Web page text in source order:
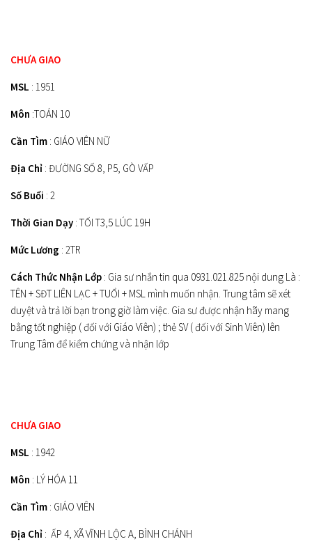
CHƯA GIAO
MSL : 1951
Môn :TOÁN 10
Cần Tìm : GIÁO VIÊN NỮ
Địa Chỉ : ĐƯỜNG SỐ 8, P5, GÒ VẤP
Số Buổi : 2
Thời Gian Dạy : TỐI T3,5 LÚC 19H
Mức Lương : 2TR
Cách Thức Nhận Lớp : Gia sư nhắn tin qua 0931.021.825 nội dung Là :
TÊN + SĐT LIÊN LẠC + TUỔI + MSL mình muốn nhận. Trung tâm sẽ xét
duyệt và trả lời bạn trong giờ làm việc. Gia sư được nhận hãy mang
bằng tốt nghiệp ( đối với Giáo Viên) ; thẻ SV ( đối với Sinh Viên) lên
Trung Tâm để kiểm chứng và nhận lớp
CHƯA GIAO
MSL : 1942
Môn : LÝ HÓA 11
Cần Tìm : GIÁO VIÊN
Địa Chỉ : ẤP 4, XÃ VĨNH LỘC A, BÌNH CHÁNH